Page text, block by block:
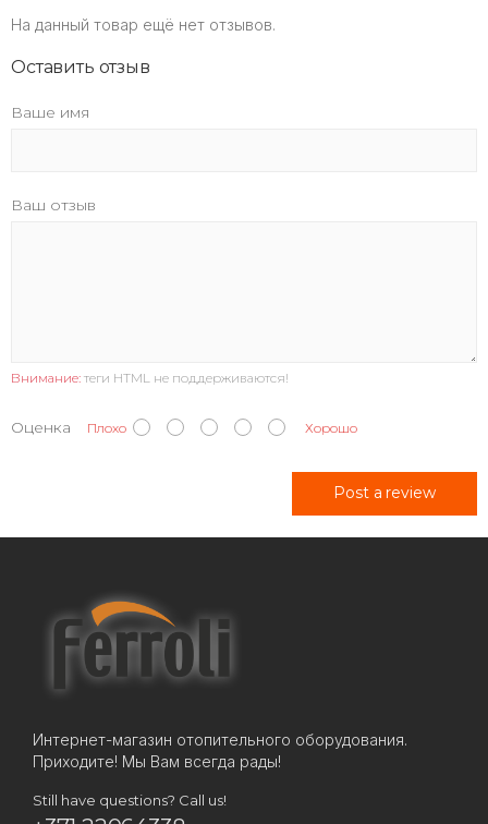
На данный товар ещё нет отзывов.
Оставить отзыв
Ваше имя
Ваш отзыв
Внимание: теги HTML не поддерживаются!
Оценка Плохо Хорошо
Post a review
Интернет-магазин отопительного оборудования.
Приходите! Мы Вам всегда рады!
Still have questions? Call us!